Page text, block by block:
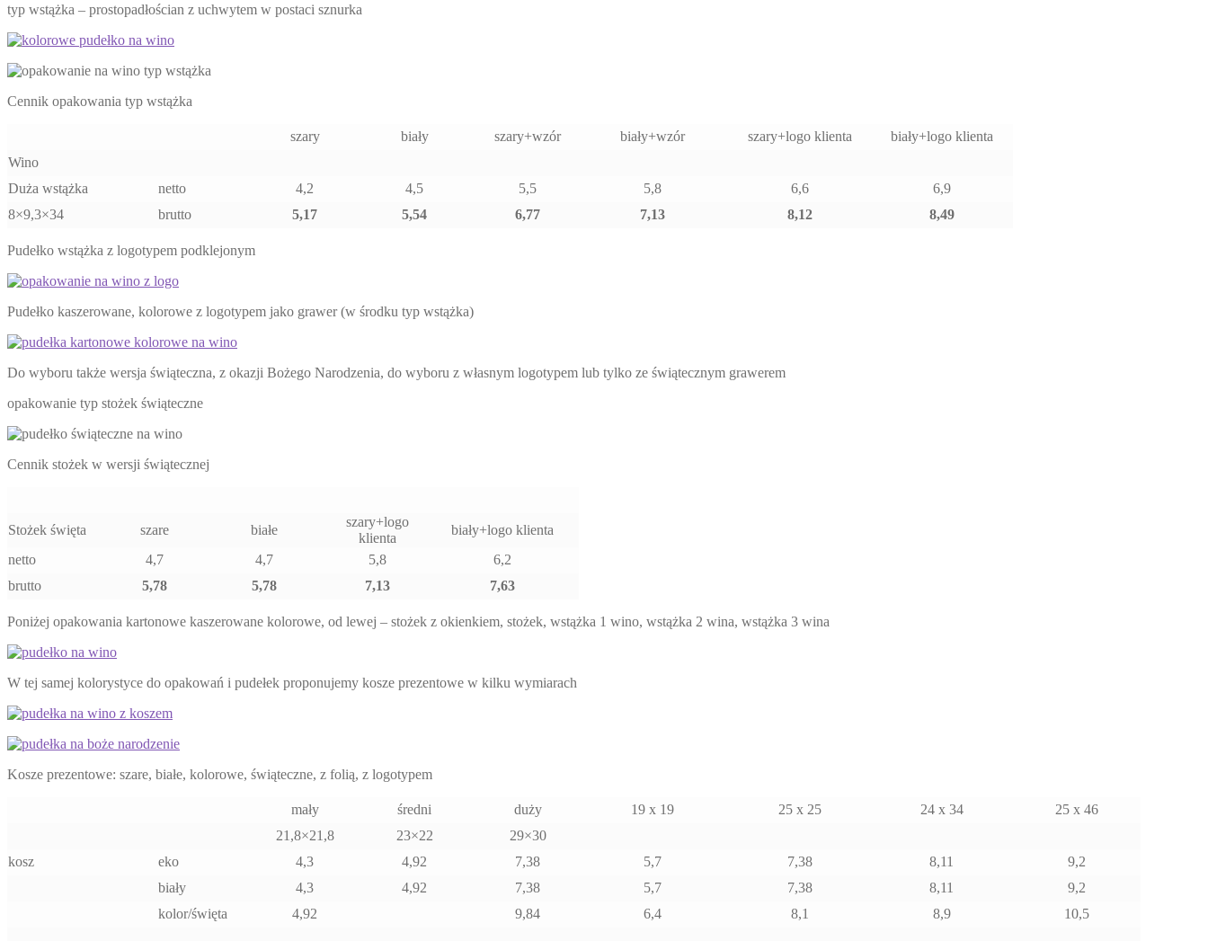
typ wstążka – prostopadłościan z uchwytem w postaci sznurka
Cennik opakowania typ wstążka
szary biały szary+wzór biały+wzór szary+logo klienta
biały+logo klienta
Wino
Duża wstążka
netto 4,2 4,5 5,5 5,8 6,6
6,9
8×9,3×34
brutto 5,17 5,54 6,77 7,13 8,12 8,49
Pudełko wstążka z logotypem podklejonym
Pudełko kaszerowane, kolorowe z logotypem jako grawer (w środku typ wstążka)
Do wyboru także wersja świąteczna, z okazji Bożego Narodzenia, do wyboru z własnym logotypem lub tylko ze świątecznym grawerem
opakowanie typ stożek świąteczne
Cennik stożek w wersji świątecznej
Stożek święta szare białe
szary+logo
klienta
biały+logo klienta
netto
4,7 4,7 5,8
6,2
brutto
5,78 5,78 7,13 7,63
Poniżej opakowania kartonowe kaszerowane kolorowe, od lewej – stożek z okienkiem, stożek, wstążka 1 wino, wstążka 2 wina, wstążka 3 wina
W tej samej kolorystyce do opakowań i pudełek proponujemy kosze prezentowe w kilku wymiarach
Kosze prezentowe: szare, białe, kolorowe, świąteczne, z folią, z logotypem
mały średni duży 19 x 19 25 x 25 24 x 34
25 x 46
21,8×21,8
23×22
29×30
kosz
eko 4,3 4,92 7,38 5,7 7,38 8,11
9,2
biały
4,3 4,92 7,38 5,7 7,38 8,11
9,2
kolor/święta
4,92 9,84 6,4 8,1 8,9 10,5